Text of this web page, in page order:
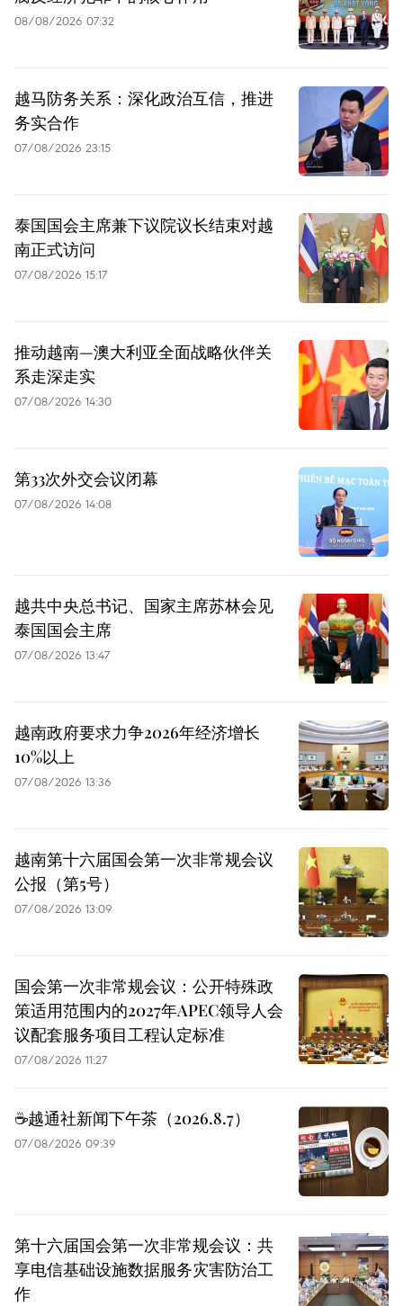
08/08/2026 07:32
越马防务关系：深化政治互信，推进
务实合作
07/08/2026 23:15
泰国国会主席兼下议院议长结束对越
南正式访问
07/08/2026 15:17
推动越南—澳大利亚全面战略伙伴关
系走深走实
07/08/2026 14:30
第33次外交会议闭幕
07/08/2026 14:08
越共中央总书记、国家主席苏林会见
泰国国会主席
07/08/2026 13:47
越南政府要求力争2026年经济增长
10%以上
07/08/2026 13:36
越南第十六届国会第一次非常规会议
公报（第5号）
07/08/2026 13:09
国会第一次非常规会议：公开特殊政
策适用范围内的2027年APEC领导人会
议配套服务项目工程认定标准
07/08/2026 11:27
☕️越通社新闻下午茶（2026.8.7）
07/08/2026 09:39
第十六届国会第一次非常规会议：共
享电信基础设施数据服务灾害防治工
作